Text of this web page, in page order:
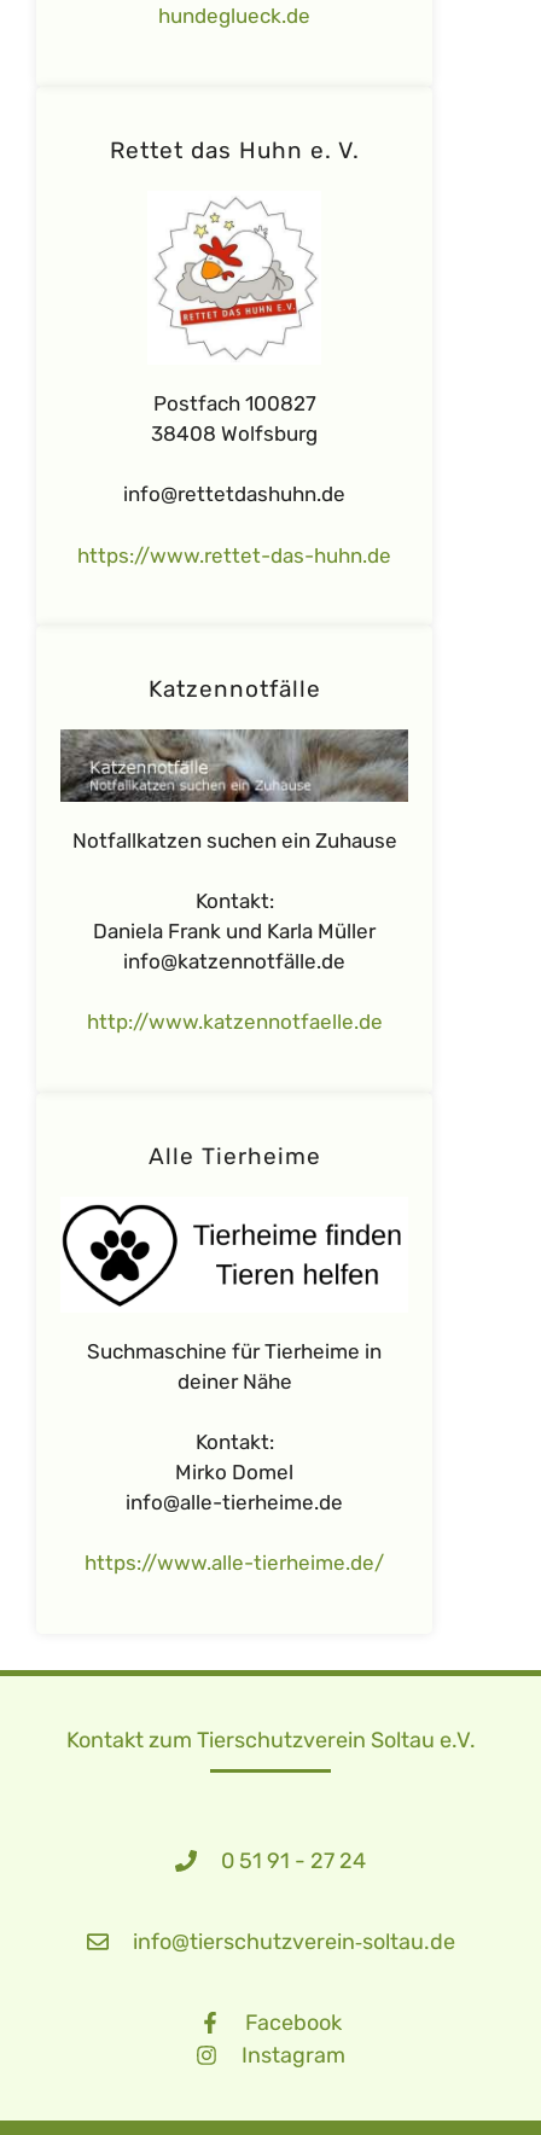
hundeglueck.de
Rettet das Huhn e. V.
Postfach 100827
38408 Wolfsburg
info@rettetdashuhn.de
https://www.rettet-das-huhn.de
Katzennotfälle
Notfallkatzen suchen ein Zuhause
Kontakt:
Daniela Frank und Karla Müller
info@katzennotfälle.de
http://www.katzennotfaelle.de
Alle Tierheime
Suchmaschine für Tierheime in
deiner Nähe
Kontakt:
Mirko Domel
info@alle-tierheime.de
https://www.alle-tierheime.de/
Kontakt zum Tierschutzverein Soltau e.V.
0 51 91 - 27 24
info@tierschutzverein‑soltau.de
Facebook
Instagram